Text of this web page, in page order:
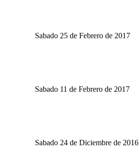
Sabado 25 de Febrero de 2017
Sabado 11 de Febrero de 2017
Sabado 24 de Diciembre de 2016